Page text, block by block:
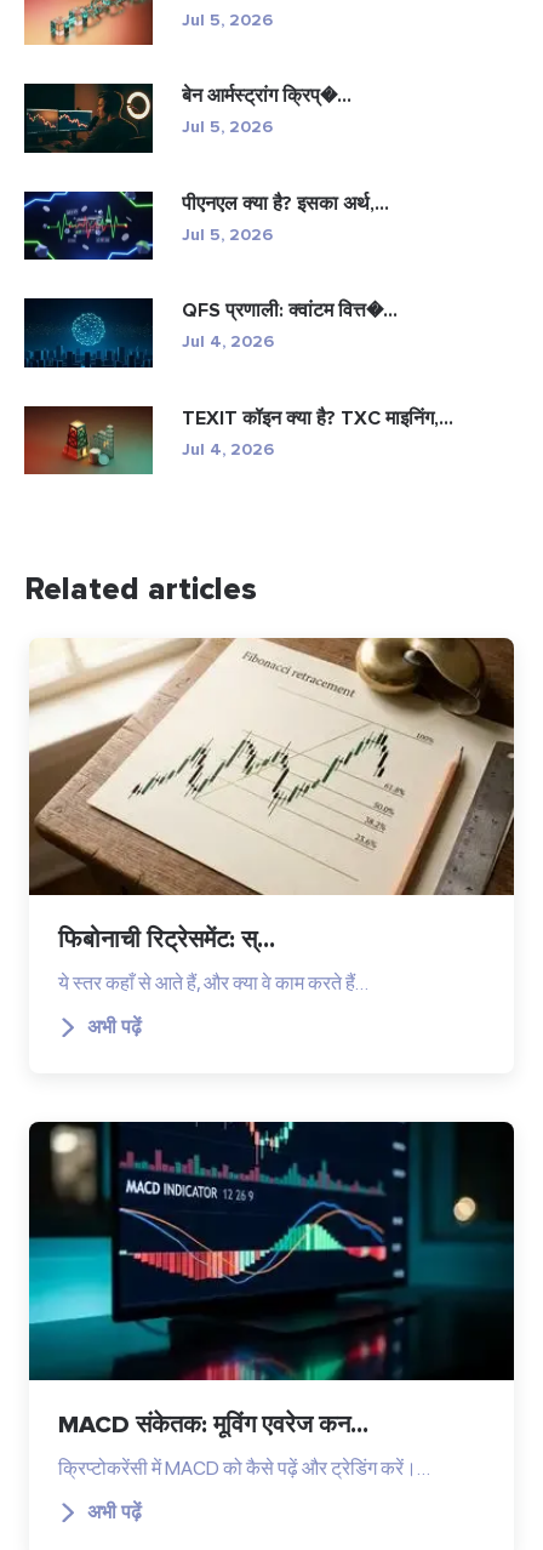
Jul 5, 2026
बेन आर्मस्ट्रांग क्रिप्�...
Jul 5, 2026
पीएनएल क्या है? इसका अर्थ,...
Jul 5, 2026
QFS प्रणाली: क्वांटम वित्त�...
Jul 4, 2026
TEXIT कॉइन क्या है? TXC माइनिंग,...
Jul 4, 2026
Related articles
फिबोनाची रिट्रेसमेंट: स्...
ये स्तर कहाँ से आते हैं, और क्या वे काम करते हैं…
अभी पढ़ें
MACD संकेतक: मूविंग एवरेज कन...
क्रिप्टोकरेंसी में MACD को कैसे पढ़ें और ट्रेडिंग करें।…
अभी पढ़ें